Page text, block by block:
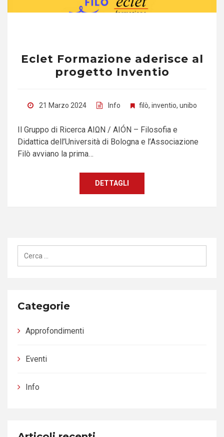
Eclet Formazione aderisce al
progetto Inventio
21 Marzo 2024 Info filò, inventio, unibo
Il Gruppo di Ricerca ΑΙΩΝ / AIÓN – Filosofia e
Didattica dell’Università di Bologna e l’Associazione
Filò avviano la prima…
DETTAGLI
Ricerca
Categorie
Approfondimenti
Eventi
Info